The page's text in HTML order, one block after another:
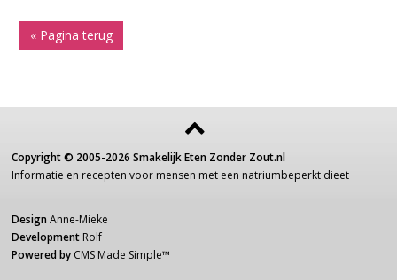
« Pagina terug
Copyright © 2005-2026 Smakelijk Eten Zonder Zout.nl
Informatie en recepten voor mensen met een natriumbeperkt dieet
Design Anne-Mieke
Development Rolf
Powered by CMS Made Simple™